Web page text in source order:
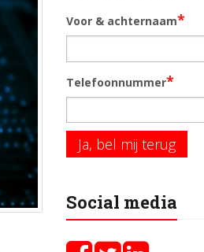
Voor & achternaam*
Telefoonnummer*
Ja, bel mij terug
Social media